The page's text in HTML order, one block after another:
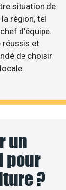
situation de
région, tel
d’équipe.
réussis et
de choisir
un
pour
?